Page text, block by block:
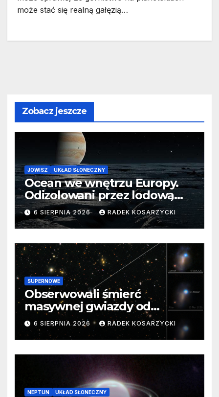
może stać się realną gałęzią…
Zobacz jeszcze
JOWISZ UKŁAD SŁONECZNY
Ocean we wnętrzu Europy.
Odizolowani przez lodową
barierę
6 SIERPNIA 2026 RADEK KOSARZYCKI
SUPERNOWE
Obserwowali śmierć
masywnej gwiazdy od
samego początku. Niezwykle
cenne dane
6 SIERPNIA 2026 RADEK KOSARZYCKI
NEPTUN UKŁAD SŁONECZNY